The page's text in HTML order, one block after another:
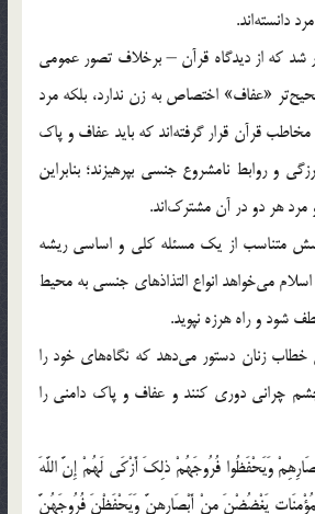
دانسته‌اند.
شد که از دیدگاه قرآن – برخلاف تصور عمومی
«عفاف» اختصاص به زن ندارد، بلکه مرد
قرآن قرار گرفته‌اند که باید عفاف و پاک
و روابط نامشروع جنسی بپرهیزند؛ بنابراین
هر دو در آن مشترک‌اند.
متناسب از یک مسئله کلی و اساسی ریشه
می‌خواهد انواع التذاذهای جنسی به محیط
شود و راه هرزه نپوید.
خطاب زنان دستور می‌دهد که نگاه‌ها‌ی‌ خود را
چرانی دوری کنند و عفاف و پاک دامنی را
وَیَحْفَظُوا فُرُوجَهُمْ ذلِكَ أَزْكَى‏ لَهُمْ إِنَّ اللَّهَ
یَغْضُضْنَ مِنْ أَبْصَارِهِنَّ وَیَحْفَظْنَ فُرُوجَهُنَّ